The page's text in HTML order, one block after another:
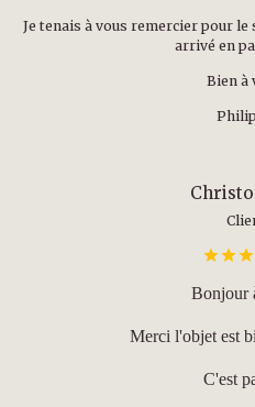
Je tenais à vous remercier pour
arrivé en
Bien à
Bonjour
Merci l'objet est
C'est